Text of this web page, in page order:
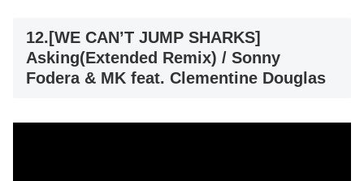
12.[WE CAN’T JUMP SHARKS]
Asking(Extended Remix) / Sonny
Fodera & MK feat. Clementine Douglas